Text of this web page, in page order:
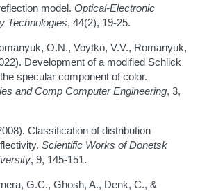
model. Optical-Electronic
Technologies, 44(2), 19-25.
O.N., Voytko, V.V., Romanyuk,
Development of a modified Schlick
specular component of color.
and Comp Computer Engineering, 3,
Classification of distribution
Scientific Works of Donetsk
, 9, 145-151.
G.C., Ghosh, A., Denk, C., &